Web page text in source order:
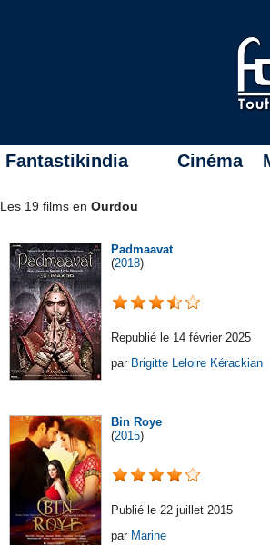
Fantastikindia Cinéma
Les 19 films en Ourdou
Padmaavat
(2018)
Republié le 14 février 2025
par Brigitte Leloire Kérackian
Bin Roye
(2015)
Publié le 22 juillet 2015
par Marine